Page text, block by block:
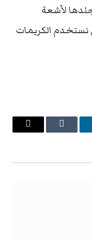
لأشعة
الكريمات
Tumblr
البريد